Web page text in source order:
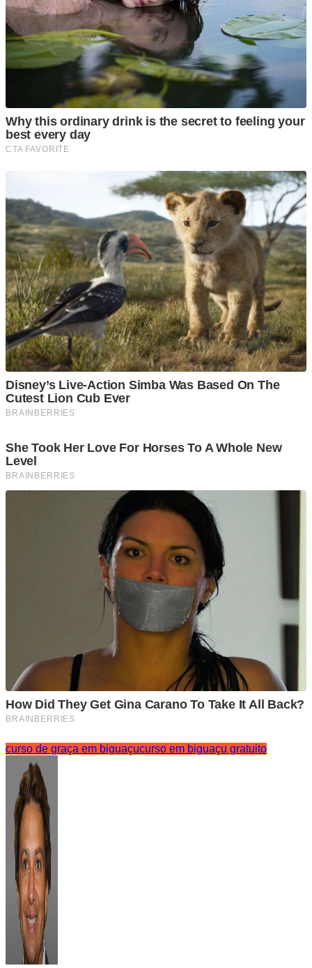
curso de graça em biguaçucurso em biguaçu gratuito